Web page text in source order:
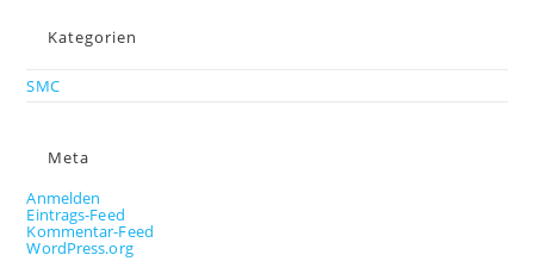
Kategorien
SMC
Meta
Anmelden
Eintrags-Feed
Kommentar-Feed
WordPress.org